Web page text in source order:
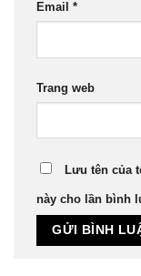
Email *
Trang web
Lưu tên của
này cho lần bình